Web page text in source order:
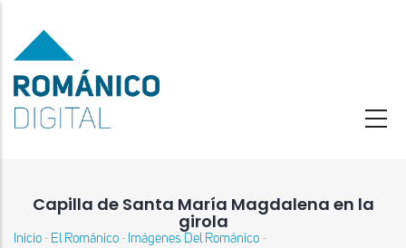
contenido
principal
Capilla de Santa María Magdalena en la
girola
Inicio - El Románico - Imágenes Del Románico -